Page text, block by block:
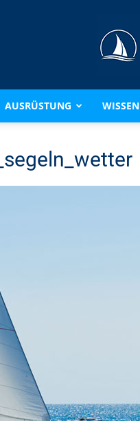
AUSRÜSTUNG WISSEN